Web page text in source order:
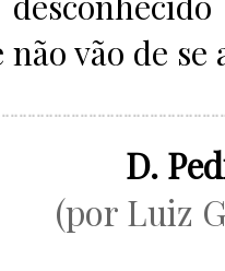
vão de
D.
(por Luiz